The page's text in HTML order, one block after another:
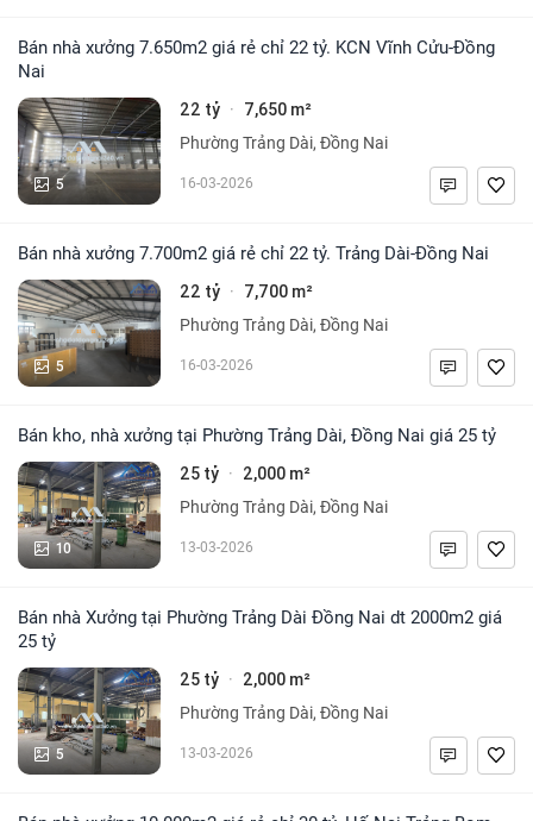
Bán nhà xưởng 7.650m2 giá rẻ chỉ 22 tỷ. KCN Vĩnh Cửu-Đồng
Nai
5
22 tỷ · 7,650 m²
Phường Trảng Dài, Đồng Nai
16-03-2026
Bán nhà xưởng 7.700m2 giá rẻ chỉ 22 tỷ. Trảng Dài-Đồng Nai
5
22 tỷ · 7,700 m²
Phường Trảng Dài, Đồng Nai
16-03-2026
Bán kho, nhà xưởng tại Phường Trảng Dài, Đồng Nai giá 25 tỷ
10
25 tỷ · 2,000 m²
Phường Trảng Dài, Đồng Nai
13-03-2026
Bán nhà Xưởng tại Phường Trảng Dài Đồng Nai dt 2000m2 giá
25 tỷ
5
25 tỷ · 2,000 m²
Phường Trảng Dài, Đồng Nai
13-03-2026